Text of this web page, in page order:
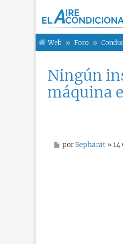
Web Foro
Ningún
máquina
M
por Sepharat » 14